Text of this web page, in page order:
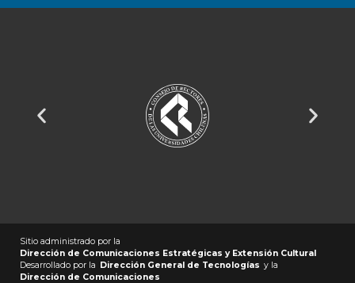
Sitio administrado por la
Dirección de Comunicaciones Estratégicas y Extensión Cultural
Desarrollado por la
Dirección General de Tecnologías y la
Dirección de Comunicaciones